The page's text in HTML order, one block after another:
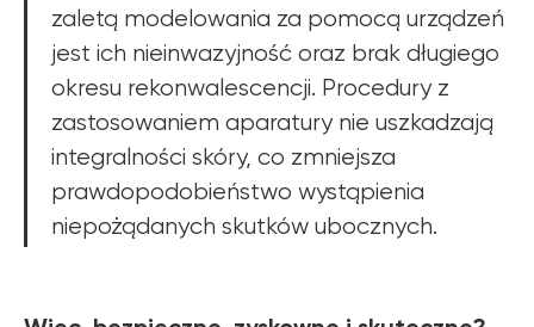
zaletą modelowania za pomocą urządzeń
jest ich nieinwazyjność oraz brak długiego
okresu rekonwalescencji. Procedury z
zastosowaniem aparatury nie uszkadzają
integralności skóry, co zmniejsza
prawdopodobieństwo wystąpienia
niepożądanych skutków ubocznych.
WIĘCEJ INFORMACJI